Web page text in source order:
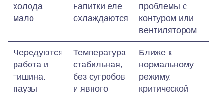
холода
мало
напитки еле
охлаждаются
проблемы с
контуром или
вентилятором
Чередуются
работа и
тишина,
паузы
Температура
стабильная,
без сугробов
и явного
Ближе к
нормальному
режиму,
критической